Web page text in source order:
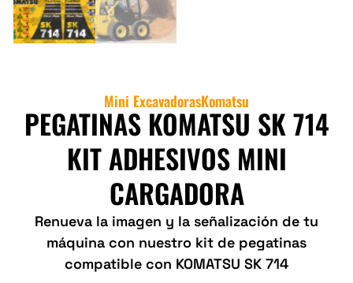
Mini ExcavadorasKomatsu
PEGATINAS KOMATSU SK 714
KIT ADHESIVOS MINI
CARGADORA
Renueva la imagen y la señalización de tu
máquina con nuestro kit de pegatinas
compatible con KOMATSU SK 714